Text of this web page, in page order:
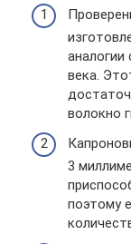
аналогии
века.
волокно
3
поэтому